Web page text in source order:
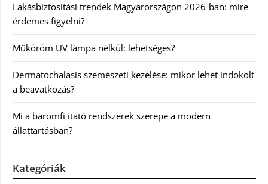
Lakásbiztosítási trendek Magyarországon 2026-ban: mire
érdemes figyelni?
Műköröm UV lámpa nélkül: lehetséges?
Dermatochalasis szemészeti kezelése: mikor lehet indokolt
a beavatkozás?
Mi a baromfi itató rendszerek szerepe a modern
állattartásban?
Kategóriák